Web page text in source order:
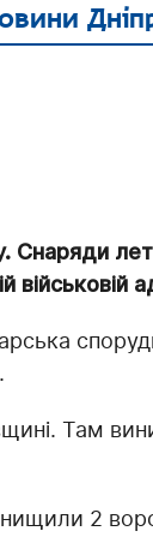
Снаряди
Там
2